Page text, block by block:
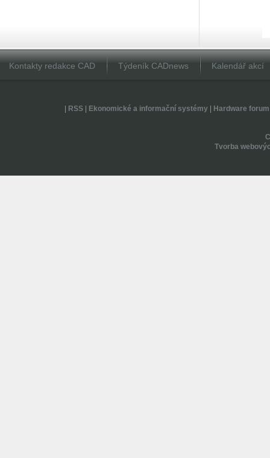
Kontakty redakce CAD Týdeník CADnews Kalendář akcí
RSS| Ekonomické a informační systémy| Hardware forum
Tvorba